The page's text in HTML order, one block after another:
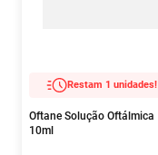
Restam 1 unidades!
Oftane Solução Oftálmica
10ml